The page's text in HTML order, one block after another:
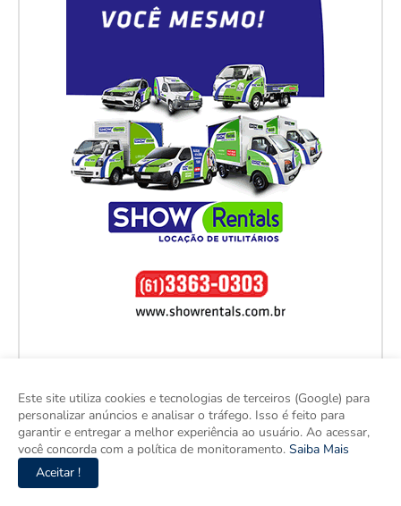
Este site utiliza cookies e tecnologias de terceiros (Google) para
personalizar anúncios e analisar o tráfego. Isso é feito para
garantir e entregar a melhor experiência ao usuário. Ao acessar,
você concorda com a política de monitoramento. Saiba Mais
Aceitar !